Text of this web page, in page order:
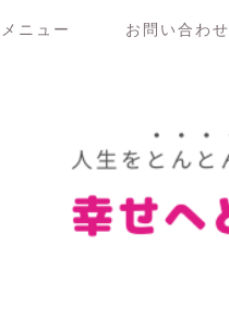
ニュー お問い合わせ